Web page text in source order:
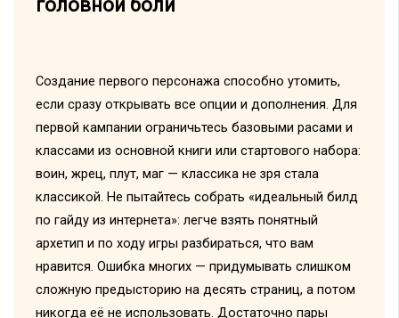
головной боли
Создание первого персонажа способно утомить,
если сразу открывать все опции и дополнения. Для
первой кампании ограничьтесь базовыми расами и
классами из основной книги или стартового набора:
воин, жрец, плут, маг — классика не зря стала
классикой. Не пытайтесь собрать «идеальный билд
по гайду из интернета»: легче взять понятный
архетип и по ходу игры разбираться, что вам
нравится. Ошибка многих — придумывать слишком
сложную предысторию на десять страниц, а потом
никогда её не использовать. Достаточно пары